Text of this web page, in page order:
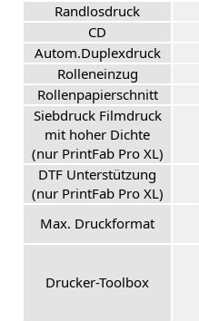
Randlosdruck
CD
Autom.Duplexdruck
Rolleneinzug
Rollenpapierschnitt
Siebdruck Filmdruck
mit hoher Dichte
(nur PrintFab Pro XL)
DTF Unterstützung
(nur PrintFab Pro XL)
Max. Druckformat
Drucker-Toolbox